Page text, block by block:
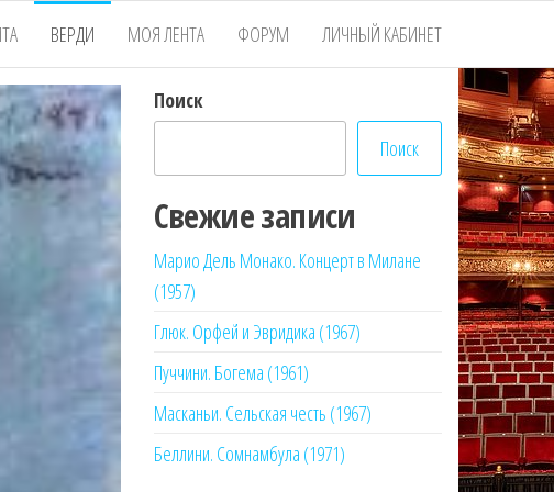
ВЕРДИ МОЯ ЛЕНТА ФОРУМ ЛИЧНЫЙ КАБИНЕТ
Поиск
Поиск
Свежие записи
Марио Дель Монако. Концерт в Милане
(1957)
Глюк. Орфей и Эвридика (1967)
Пуччини. Богема (1961)
Масканьи. Сельская честь (1967)
Беллини. Сомнамбула (1971)